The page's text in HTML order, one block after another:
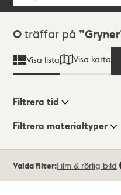
Sökresultat
0 träffar på Gryner
Visa lista Visa karta
Visningsläge
Filtrera tid
Filtrera materialtyper
träffar
Valda filter:Film & rörlig bild